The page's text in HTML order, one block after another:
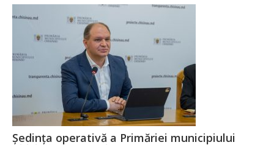
Ședința operativă a Primăriei municipiului